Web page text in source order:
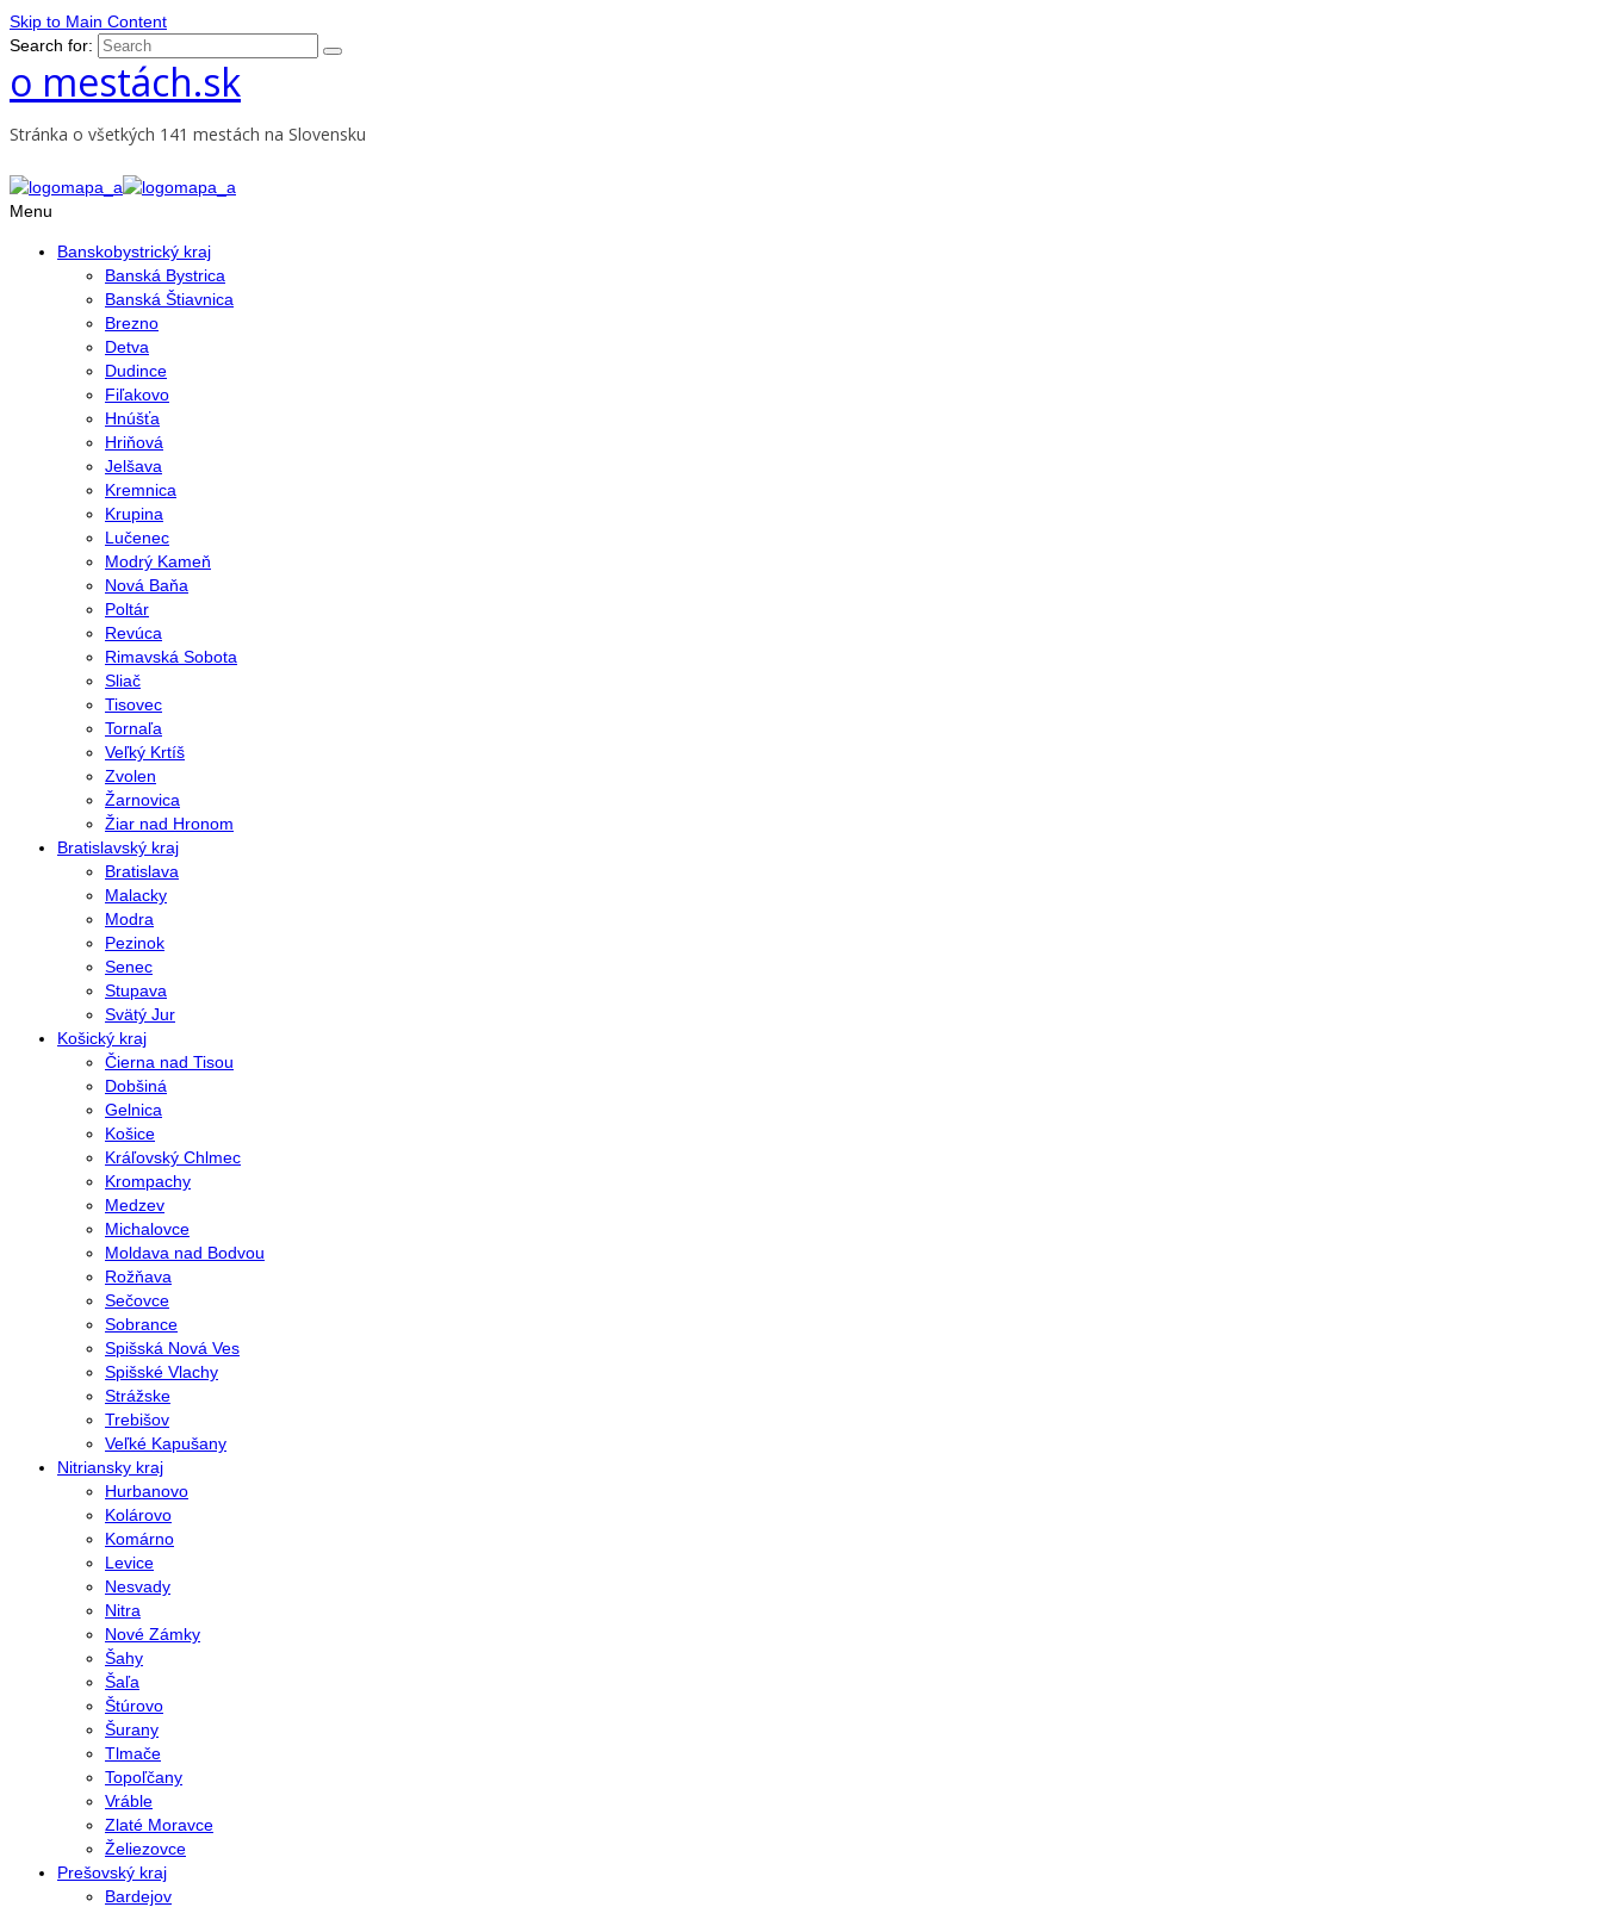
Skip to Main Content
Search for:
o mestách.sk
Stránka o všetkých 141 mestách na Slovensku
Menu
Banskobystrický kraj
Banská Bystrica
Banská Štiavnica
Brezno
Detva
Dudince
Fiľakovo
Hnúšťa
Hriňová
Jelšava
Kremnica
Krupina
Lučenec
Modrý Kameň
Nová Baňa
Poltár
Revúca
Rimavská Sobota
Sliač
Tisovec
Tornaľa
Veľký Krtíš
Zvolen
Žarnovica
Žiar nad Hronom
Bratislavský kraj
Bratislava
Malacky
Modra
Pezinok
Senec
Stupava
Svätý Jur
Košický kraj
Čierna nad Tisou
Dobšiná
Gelnica
Košice
Kráľovský Chlmec
Krompachy
Medzev
Michalovce
Moldava nad Bodvou
Rožňava
Sečovce
Sobrance
Spišská Nová Ves
Spišské Vlachy
Strážske
Trebišov
Veľké Kapušany
Nitriansky kraj
Hurbanovo
Kolárovo
Komárno
Levice
Nesvady
Nitra
Nové Zámky
Šahy
Šaľa
Štúrovo
Šurany
Tlmače
Topoľčany
Vráble
Zlaté Moravce
Želiezovce
Prešovský kraj
Bardejov